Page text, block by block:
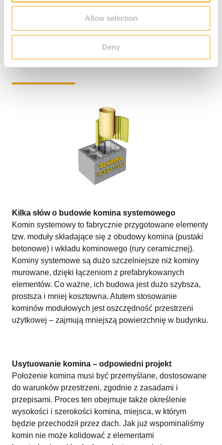
Allow selection
Deny
Błędy podczas budowy komina –
co należy zrobić przed budowa
komina
Kilka słów o budowie komina systemowego
Komin systemowy to fabrycznie przygotowane elementy
tzw. moduły składające się z obudowy komina (pustaki
betonowe) i wkładu kominowego (rury ceramicznej).
Kominy systemowe są dużo szczelniejsze niż kominy
murowane, dzięki łączeniom z prefabrykowanych
elementów. Co ważne, ich budowa jest dużo szybsza,
prostsza i mniej kosztowna. Atutem stosowanie
kominów modułowych jest oszczędność przestrzeni
użytkowej – zajmują mniejszą powierzchnię w budynku.
Usytuowanie komina – odpowiedni projekt
Położenie komina musi być przemyślane, dostosowane
do warunków przestrzeni, zgodnie z zasadami i
przepisami. Proces ten obejmuje także określenie
wysokości i szerokości komina, miejsca, w którym
będzie przechodził przez dach. Jak już wspominaliśmy
komin nie może kolidować z elementami